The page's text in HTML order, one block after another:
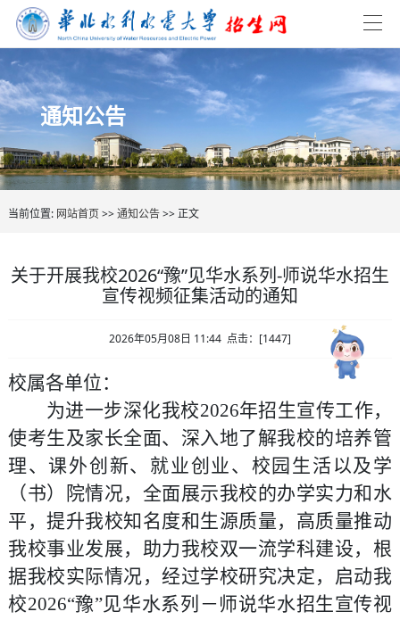
通知公告
当前位置: 网站首页>>通知公告>> 正文
关于开展我校2026“豫”见华水系列-师说华水招生
宣传视频征集活动的通知
2026年05月08日 11:44 点击：[1447]
校属各单位：
为进一步深化我校2026年招生宣传工作，
使考生及家长全面、深入地了解我校的培养管
理、课外创新、就业创业、校园生活以及学
（书）院情况，全面展示我校的办学实力和水
平，提升我校知名度和生源质量，高质量推动
我校事业发展，助力我校双一流学科建设，根
据我校实际情况，经过学校研究决定，启动我
校2026“豫”见华水系列－师说华水招生宣传视